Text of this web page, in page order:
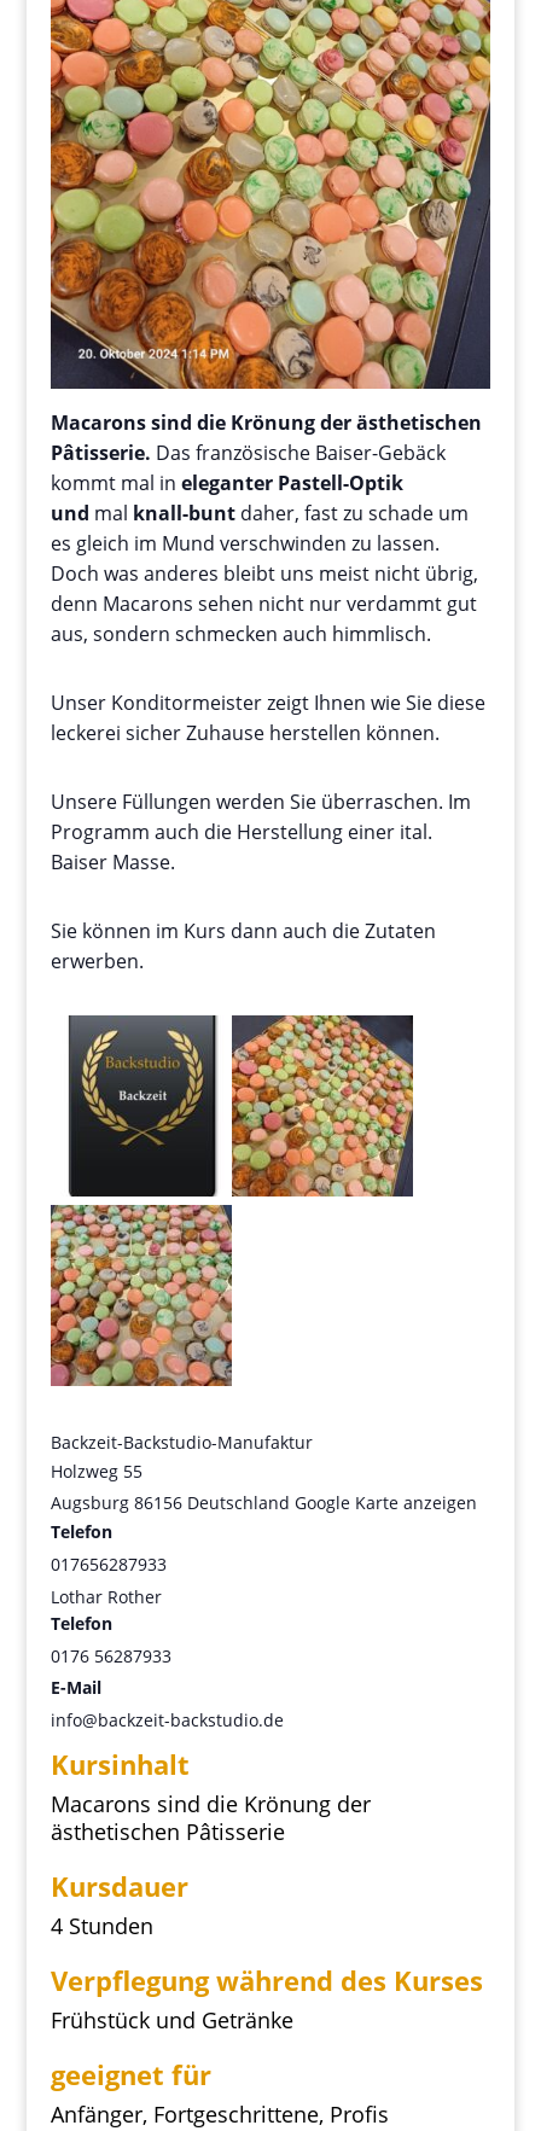
Macarons sind die Krönung der ästhetischen
Pâtisserie. Das französische Baiser-Gebäck
kommt mal ineleganter Pastell-Optik
und mal knall-bunt daher, fast zu schade um
es gleich im Mund verschwinden zu lassen.
Doch was anderes bleibt uns meist nicht übrig,
denn Macarons sehen nicht nur verdammt gut
aus, sondern schmecken auch himmlisch.
Unser Konditormeister zeigt Ihnen wie Sie diese
leckerei sicher Zuhause herstellen können.
Unsere Füllungen werden Sie überraschen. Im
Programm auch die Herstellung einer ital.
Baiser Masse.
Sie können im Kurs dann auch die Zutaten
erwerben.
Backzeit-Backstudio-Manufaktur
Holzweg 55
Augsburg 86156 Deutschland Google Karte anzeigen
Telefon
017656287933
Lothar Rother
Telefon
0176 56287933
E-Mail
info@backzeit-backstudio.de
Kursinhalt
Macarons sind die Krönung der
ästhetischen Pâtisserie
Kursdauer
4 Stunden
Verpflegung während des Kurses
Frühstück und Getränke
geeignet für
Anfänger, Fortgeschrittene, Profis